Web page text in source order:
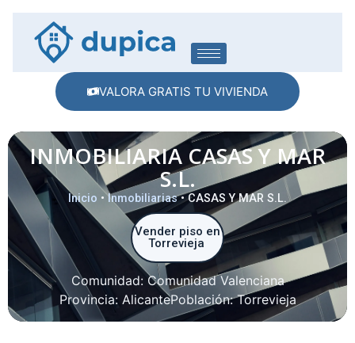
VALORA GRATIS TU VIVIENDA
INMOBILIARIA CASAS Y MAR
S.L.
Inicio •Inmobiliarias•CASAS Y MAR S.L.
Vender piso en
Torrevieja
Comunidad: Comunidad Valenciana
Provincia: AlicantePoblación: Torrevieja